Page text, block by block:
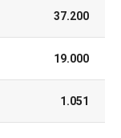
37.200
19.000
1.051